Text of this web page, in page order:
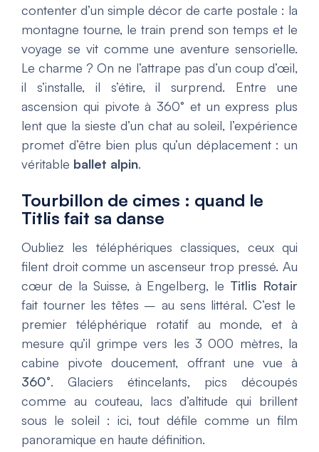
contenter d’un simple décor de carte postale : la
montagne tourne, le train prend son temps et le
voyage se vit comme une aventure sensorielle.
Le charme ? On ne l’attrape pas d’un coup d’œil,
il s’installe, il s’étire, il surprend. Entre une
ascension qui pivote à 360° et un express plus
lent que la sieste d’un chat au soleil, l’expérience
promet d’être bien plus qu’un déplacement : un
véritable ballet alpin.
Tourbillon de cimes : quand le
Titlis fait sa danse
Oubliez les téléphériques classiques, ceux qui
filent droit comme un ascenseur trop pressé. Au
cœur de la Suisse, à Engelberg, le Titlis Rotair
fait tourner les têtes – au sens littéral. C’est le
premier téléphérique rotatif au monde, et à
mesure qu’il grimpe vers les 3 000 mètres, la
cabine pivote doucement, offrant une vue à
360°. Glaciers étincelants, pics découpés
comme au couteau, lacs d’altitude qui brillent
sous le soleil : ici, tout défile comme un film
panoramique en haute définition.